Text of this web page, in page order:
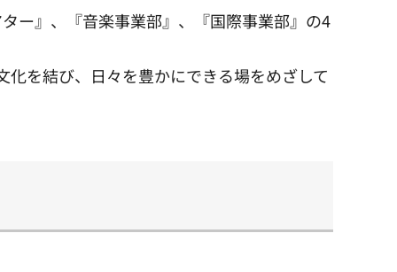
ー』、『音楽事業部』、『国際事業部』の4
化を結び、日々を豊かにできる場をめざして